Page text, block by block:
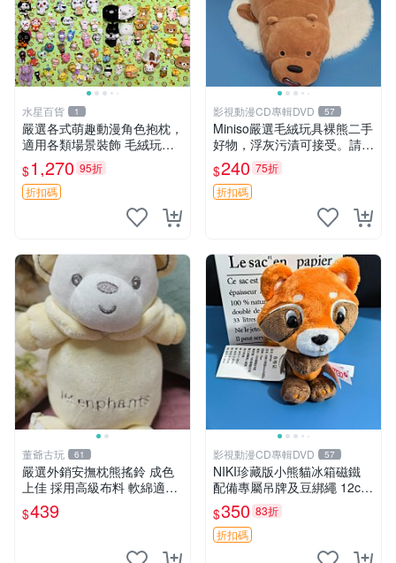
水星百貨 1
嚴選各式萌趣動漫角色抱枕，
適用各類場景裝飾 毛絨玩
具、卡通抱枕、趣味玩偶
$1,270 95折
折扣碼
影視動漫CD專輯DVD 57
Miniso嚴選毛絨玩具裸熊二手
好物，浮灰污漬可接受。請詳
閱照片再下單，售出不退不
換。全新品相收藏推薦。 裸
熊 毛絨玩具 收藏
$240 75折
折扣碼
董爺古玩 61
嚴選外銷安撫枕熊搖鈴 成色
上佳 採用高級布料 軟綿適合
收藏 安心選購 安撫枕 熊玩具
搖鈴
$439
影視動漫CD專輯DVD 57
NIKI珍藏版小熊貓冰箱磁鐵
配備專屬吊牌及豆綁繩 12cm
廢品嚴選 好評推薦 小熊貓冰
箱貼 磁鐵掛件 冰箱飾品
$350 83折
折扣碼